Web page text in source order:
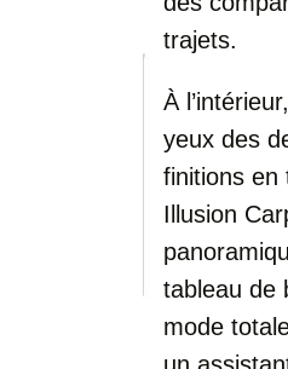
trajets.
À
yeux des
finitions en
Illusion
tableau de
mode